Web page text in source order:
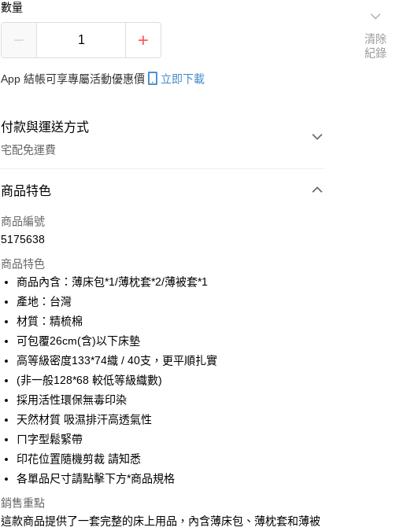
數量
App 結帳可享專屬活動優惠價 立即下載
付款與運送方式
宅配免運費
付款方式
信用卡一次付款
LINE Pay
Apple Pay
街口支付
悠遊付
全盈+PAY
ATM付款
運送方式
全家取貨付款
每筆NT$60，滿NT$599(含以上)免運費
商品特色
商品編號
5175638
商品特色
商品內含：薄床包*1/薄枕套*2/薄被套*1
產地：台灣
材質：精梳棉
可包覆26cm(含)以下床墊
高等級密度133*74織 / 40支，更平順扎實
(非一般128*68 較低等級織數)
採用活性環保無毒印染
天然材質 吸濕排汗高透氣性
ㄇ字型鬆緊帶
印花位置隨機剪裁 請知悉
各單品尺寸請點擊下方*商品規格
銷售重點
這款商品提供了一套完整的床上用品，內含薄床包、薄枕套和薄被
清除
紀錄